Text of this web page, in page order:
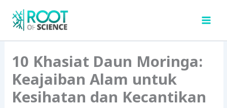
content
10 Khasiat Daun Moringa:
Keajaiban Alam untuk
Kesihatan dan Kecantikan